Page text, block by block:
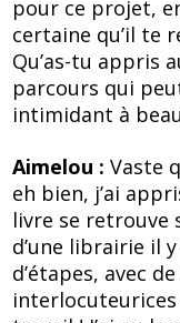
pour ce projet,
certaine qu’il te
Qu’as-tu appris
parcours qui
intimidant à
Aimelou : Vaste
eh bien, j’ai
livre se retrouve
d’une librairie il
d’étapes, avec